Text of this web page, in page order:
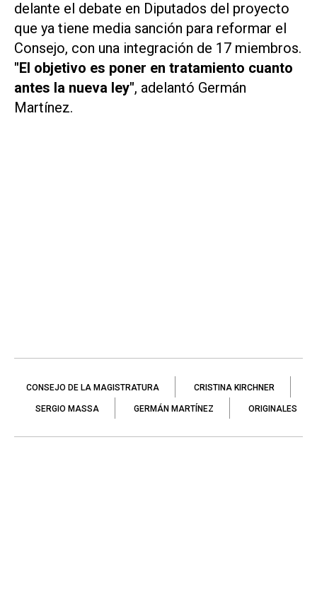
delante el debate en Diputados del proyecto
que ya tiene media sanción para reformar el
Consejo, con una integración de 17 miembros.
"El objetivo es poner en tratamiento cuanto
antes la nueva ley", adelantó Germán
Martínez.
CONSEJO DE LA MAGISTRATURA CRISTINA KIRCHNER
SERGIO MASSA GERMÁN MARTÍNEZ ORIGINALES